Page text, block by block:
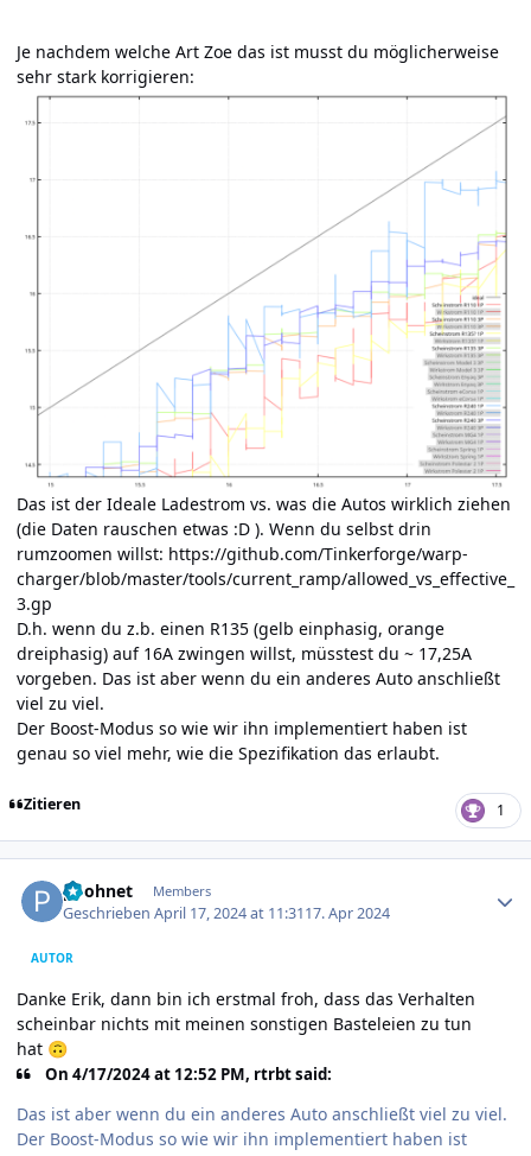
Je nachdem welche Art Zoe das ist musst du möglicherweise
sehr stark korrigieren:
Das ist der Ideale Ladestrom vs. was die Autos wirklich ziehen
(die Daten rauschen etwas :D ). Wenn du selbst drin
rumzoomen willst: https://github.com/Tinkerforge/warp-
charger/blob/master/tools/current_ramp/allowed_vs_effective_
3.gp
D.h. wenn du z.b. einen R135 (gelb einphasig, orange
dreiphasig) auf 16A zwingen willst, müsstest du ~ 17,25A
vorgeben. Das ist aber wenn du ein anderes Auto anschließt
viel zu viel.
Der Boost-Modus so wie wir ihn implementiert haben ist
genau so viel mehr, wie die Spezifikation das erlaubt.
Zitieren 1
poohnet Members
GeschriebenApril 17, 2024 at 11:3117. Apr 2024
AUTOR
Danke Erik, dann bin ich erstmal froh, dass das Verhalten
scheinbar nichts mit meinen sonstigen Basteleien zu tun
hat 🙃
On 4/17/2024 at 12:52 PM, rtrbt said:
Das ist aber wenn du ein anderes Auto anschließt viel zu viel.
Der Boost-Modus so wie wir ihn implementiert haben ist